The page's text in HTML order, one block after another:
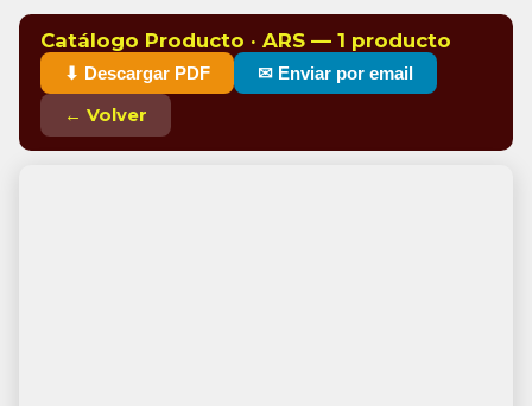
Catálogo Producto · ARS — 1 producto
⬇ Descargar PDF ✉ Enviar por email
← Volver